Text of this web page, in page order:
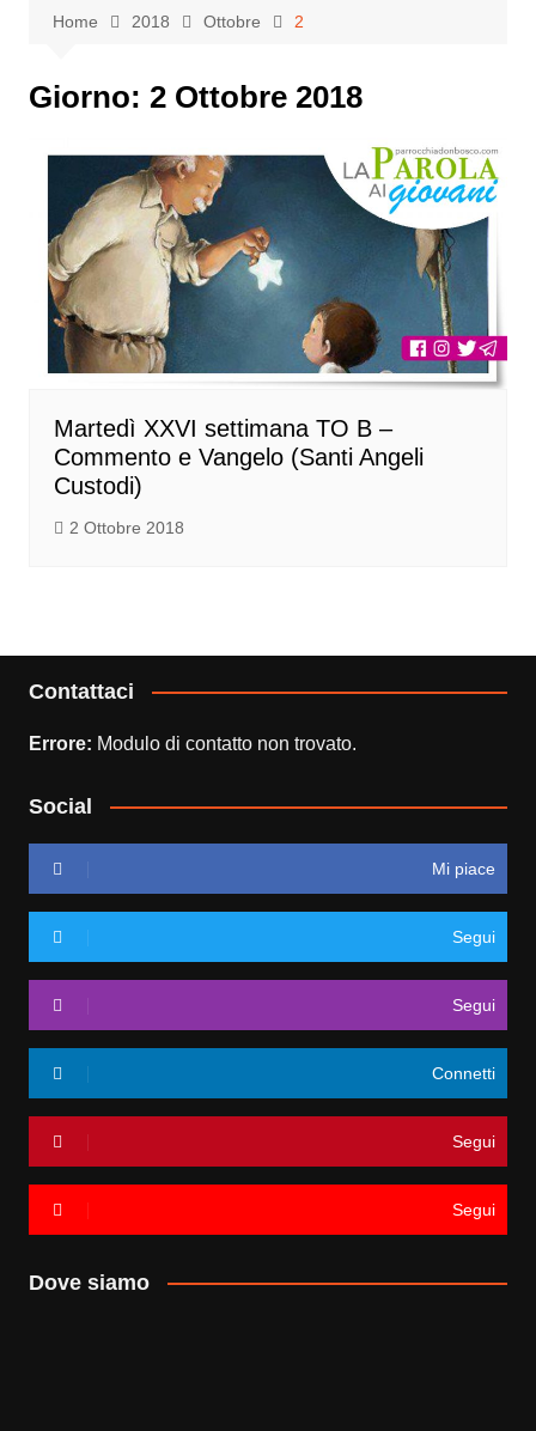
Home 2018 Ottobre 2
Giorno: 2 Ottobre 2018
Martedì XXVI settimana TO B –
Commento e Vangelo (Santi Angeli
Custodi)
2 Ottobre 2018
Contattaci
Errore: Modulo di contatto non trovato.
Social
Mi piace
Segui
Segui
Connetti
Segui
Segui
Dove siamo